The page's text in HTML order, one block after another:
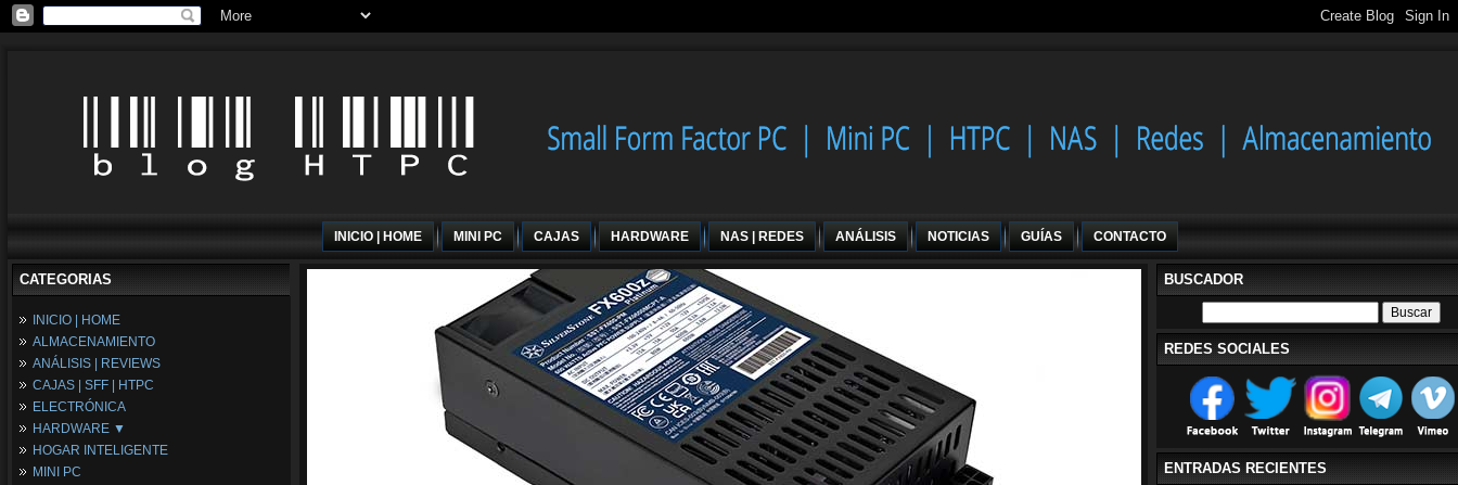
INICIO | HOME MINI PC CAJAS HARDWARE NAS | REDES ANÁLISIS NOTICIAS GUÍAS CONTACTO
CATEGORIAS
INICIO | HOME
ALMACENAMIENTO
ANÁLISIS | REVIEWS
CAJAS | SFF | HTPC
ELECTRÓNICA
HARDWARE ▼
Fuentes de Alimentación
Memória RAM
HOGAR INTELIGENTE
MINI PC
BUSCADOR
REDES SOCIALES
ENTRADAS RECIENTES